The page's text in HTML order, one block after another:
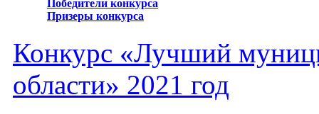
Победители конкурса
Призеры конкурса
Конкурс «Лучший
области» 2021 год